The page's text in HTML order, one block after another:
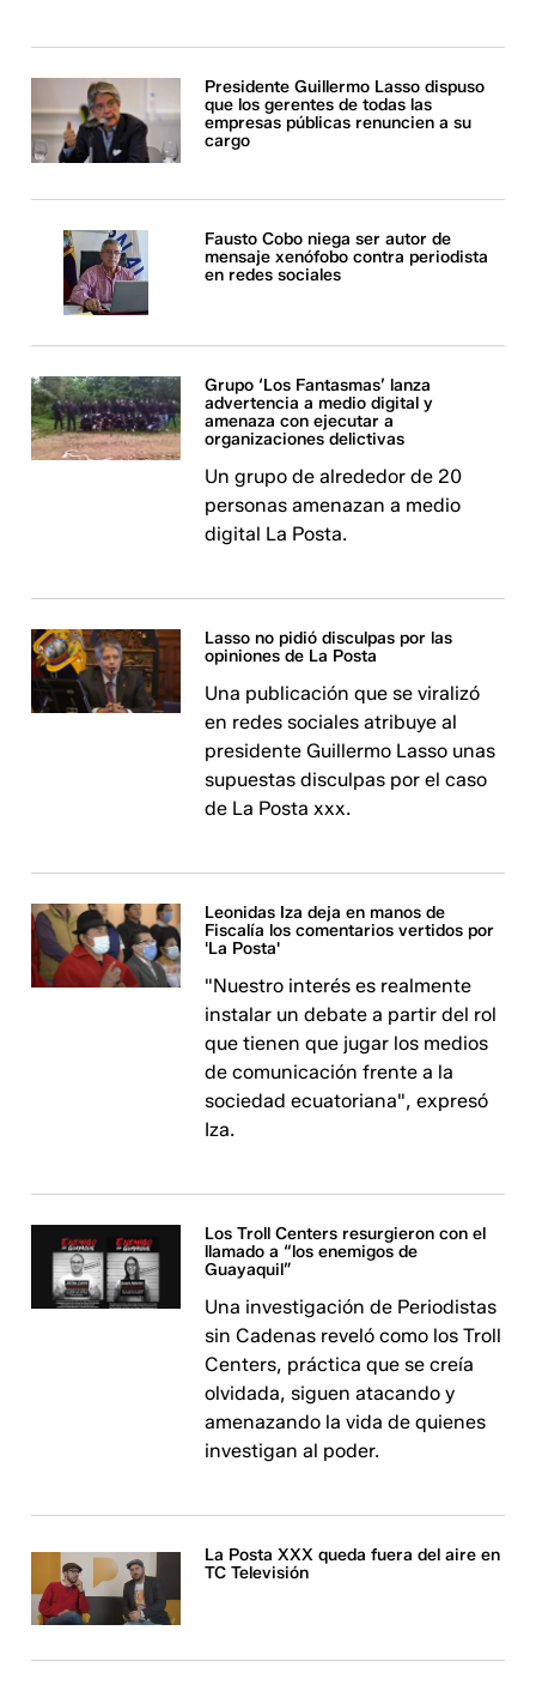
Presidente Guillermo Lasso dispuso
que los gerentes de todas las
empresas públicas renuncien a su
cargo
Fausto Cobo niega ser autor de
mensaje xenófobo contra periodista
en redes sociales
Grupo ‘Los Fantasmas’ lanza
advertencia a medio digital y
amenaza con ejecutar a
organizaciones delictivas
Un grupo de alrededor de 20
personas amenazan a medio
digital La Posta.
Lasso no pidió disculpas por las
opiniones de La Posta
Una publicación que se viralizó
en redes sociales atribuye al
presidente Guillermo Lasso unas
supuestas disculpas por el caso
de La Posta xxx.
Leonidas Iza deja en manos de
Fiscalía los comentarios vertidos por
'La Posta'
"Nuestro interés es realmente
instalar un debate a partir del rol
que tienen que jugar los medios
de comunicación frente a la
sociedad ecuatoriana", expresó
Iza.
Los Troll Centers resurgieron con el
llamado a “los enemigos de
Guayaquil”
Una investigación de Periodistas
sin Cadenas reveló como los Troll
Centers, práctica que se creía
olvidada, siguen atacando y
amenazando la vida de quienes
investigan al poder.
La Posta XXX queda fuera del aire en
TC Televisión